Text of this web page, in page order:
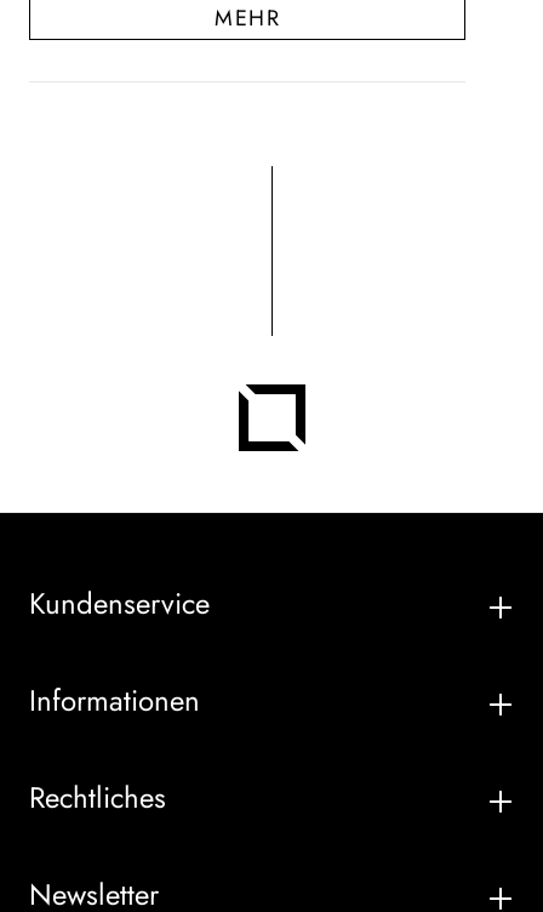
MEHR
Kundenservice
Informationen
Rechtliches
Newsletter